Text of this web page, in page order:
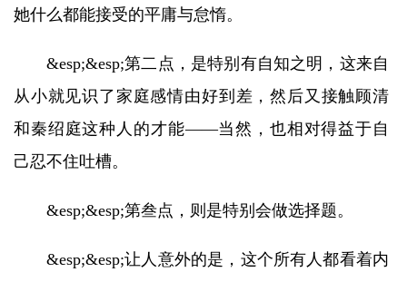
她什么都能接受的平庸与怠惰。
&esp;&esp;第二点，是特别有自知之明，这来自
从小就见识了家庭感情由好到差，然后又接触顾清
和秦绍庭这种人的才能——当然，也相对得益于自
己忍不住吐槽。
&esp;&esp;第叁点，则是特别会做选择题。
&esp;&esp;让人意外的是，这个所有人都看着内